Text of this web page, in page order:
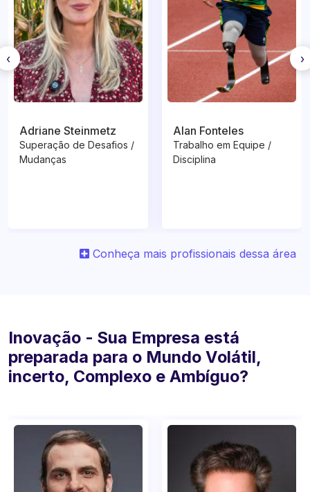
Adriane Steinmetz
Superação de Desafios /
Mudanças
Alan Fonteles
Trabalho em Equipe /
Disciplina
‹ ›
Conheça mais profissionais dessa área
Inovação - Sua Empresa está
preparada para o Mundo Volátil,
incerto, Complexo e Ambíguo?